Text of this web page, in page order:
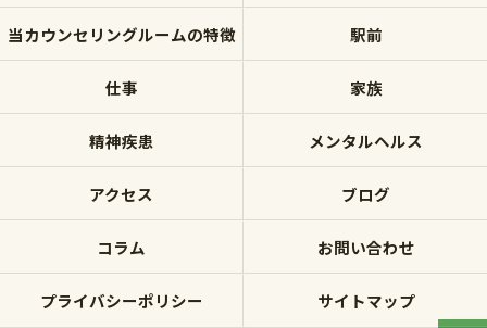
当カウンセリングルームの特徴 駅前
仕事 家族
精神疾患 メンタルヘルス
アクセス ブログ
コラム お問い合わせ
プライバシーポリシー サイトマップ